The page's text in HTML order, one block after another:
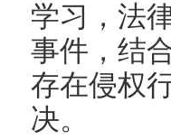
学习，法
事件，结
存在侵权
决。